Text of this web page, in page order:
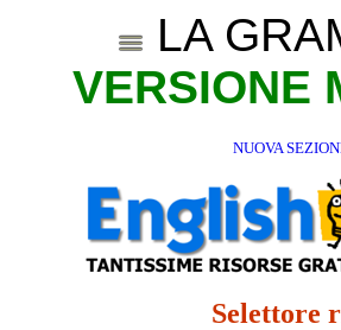
LA
VERSIONE
NUOVA
Selettore